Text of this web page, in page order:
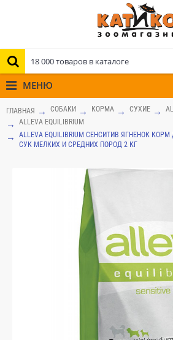
МЕНЮ
ГЛАВНАЯ СОБАКИ КОРМА СУХИЕ
ALLEVA EQUILIBRIUM
ALLEVA EQUILIBRIUM СЕНСИТИВ ЯГНЕНОК
СУК МЕЛКИХ И СРЕДНИХ ПОРОД 2 КГ